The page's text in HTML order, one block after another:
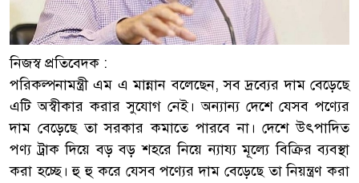
নিজস্ব প্রতিবেদক :
পরিকল্পনামন্ত্রী এম এ মান্নান বলেছেন, সব দ্রব্যের দাম বেড়েছে
এটি অস্বীকার করার সুযোগ নেই। অন্যান্য দেশে যেসব পণ্যের
দাম বেড়েছে তা সরকার কমাতে পারবে না। দেশে উৎপাদিত
পণ্য ট্রাক দিয়ে বড় বড় শহরে নিয়ে ন্যায্য মূল্যে বিক্রির ব্যবস্থা
করা হচ্ছে। হু হু করে যেসব পণ্যের দাম বেড়েছে তা নিয়ন্ত্রণ করা